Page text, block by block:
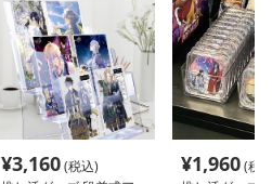
¥3,160(税込)
¥1,960(税